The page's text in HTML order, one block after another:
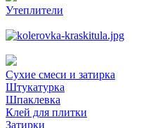
Утеплители
Сухие смеси и затирка
Штукатурка
Шпаклевка
Клей для плитки
Затирки